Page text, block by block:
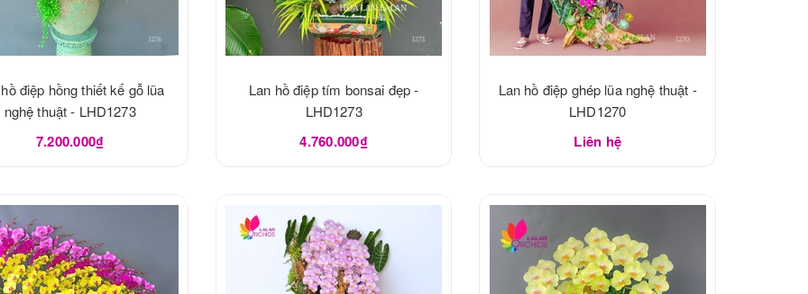
điệp hồng thiết kế gỗ lũa
nghệ thuật - LHD1273
7.200.000₫
Lan hồ điệp tím bonsai đẹp -
LHD1273
4.760.000₫
Lan hồ điệp ghép lũa nghệ thuật -
LHD1270
Liên hệ